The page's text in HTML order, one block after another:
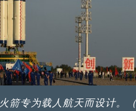
专为载人航天而设计。